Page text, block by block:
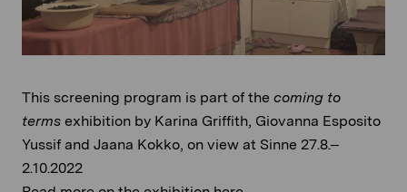
This screening program is part of the coming to
terms exhibition by Karina Griffith, Giovanna Esposito
Yussif and Jaana Kokko, on view at Sinne 27.8.–
2.10.2022